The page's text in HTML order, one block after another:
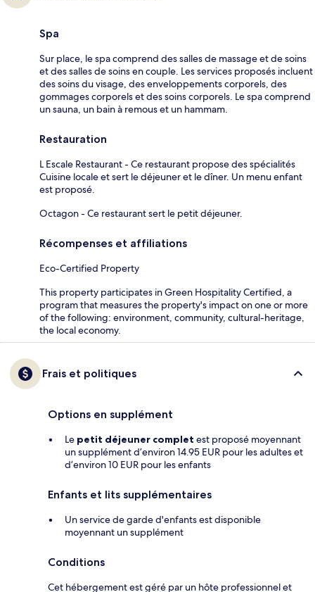
Spa
Sur place, le spa comprend des salles de massage et de soins
et des salles de soins en couple. Les services proposés incluent
des soins du visage, des enveloppements corporels, des
gommages corporels et des soins corporels. Le spa comprend
un sauna, un bain à remous et un hammam.
Restauration
L Escale Restaurant - Ce restaurant propose des spécialités
Cuisine locale et sert le déjeuner et le dîner. Un menu enfant
est proposé.
Octagon - Ce restaurant sert le petit déjeuner.
Récompenses et affiliations
Eco-Certified Property
This property participates in Green Hospitality Certified, a
program that measures the property's impact on one or more
of the following: environment, community, cultural-heritage,
the local economy.
Frais et politiques
Options en supplément
Le petit déjeuner complet est proposé moyennant
un supplément d’environ 14.95 EUR pour les adultes et
d’environ 10 EUR pour les enfants
Enfants et lits supplémentaires
Un service de garde d'enfants est disponible
moyennant un supplément
Conditions
Cet hébergement est géré par un hôte professionnel et